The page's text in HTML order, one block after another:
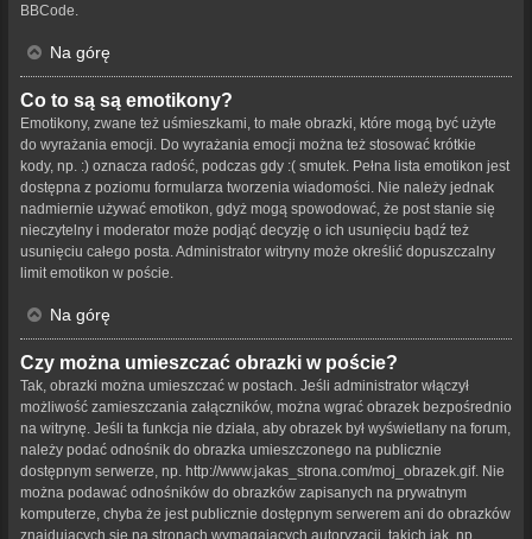
BBCode.
Na górę
Co to są są emotikony?
Emotikony, zwane też uśmieszkami, to małe obrazki, które mogą być użyte
do wyrażania emocji. Do wyrażania emocji można też stosować krótkie
kody, np. :) oznacza radość, podczas gdy :( smutek. Pełna lista emotikon jest
dostępna z poziomu formularza tworzenia wiadomości. Nie należy jednak
nadmiernie używać emotikon, gdyż mogą spowodować, że post stanie się
nieczytelny i moderator może podjąć decyzję o ich usunięciu bądź też
usunięciu całego posta. Administrator witryny może określić dopuszczalny
limit emotikon w poście.
Na górę
Czy można umieszczać obrazki w poście?
Tak, obrazki można umieszczać w postach. Jeśli administrator włączył
możliwość zamieszczania załączników, można wgrać obrazek bezpośrednio
na witrynę. Jeśli ta funkcja nie działa, aby obrazek był wyświetlany na forum,
należy podać odnośnik do obrazka umieszczonego na publicznie
dostępnym serwerze, np. http://www.jakas_strona.com/moj_obrazek.gif. Nie
można podawać odnośników do obrazków zapisanych na prywatnym
komputerze, chyba że jest publicznie dostępnym serwerem ani do obrazków
znajdujących się na stronach wymagających autoryzacji, takich jak, np.